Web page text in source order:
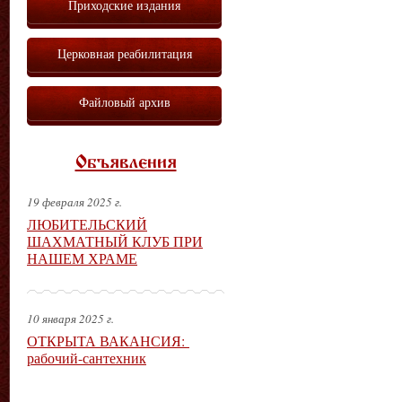
Приходские издания
Церковная реабилитация
Файловый архив
Объявления
19 февраля 2025 г.
ЛЮБИТЕЛЬСКИЙ
ШАХМАТНЫЙ КЛУБ ПРИ
НАШЕМ ХРАМЕ
10 января 2025 г.
ОТКРЫТА ВАКАНСИЯ:
рабочий-сантехник